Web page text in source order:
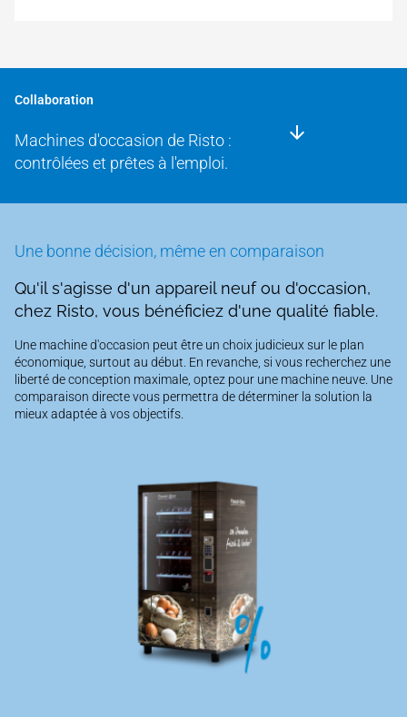
Collaboration
Machines d'occasion de Risto :
contrôlées et prêtes à l'emploi.
Une bonne décision, même en comparaison
Qu'il s'agisse d'un appareil neuf ou d'occasion,
chez Risto, vous bénéficiez d'une qualité fiable.
Une machine d'occasion peut être un choix judicieux sur le plan
économique, surtout au début. En revanche, si vous recherchez une
liberté de conception maximale, optez pour une machine neuve. Une
comparaison directe vous permettra de déterminer la solution la
mieux adaptée à vos objectifs.